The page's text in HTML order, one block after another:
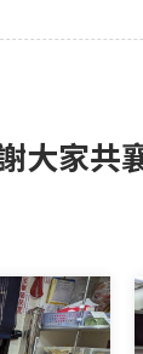
大家